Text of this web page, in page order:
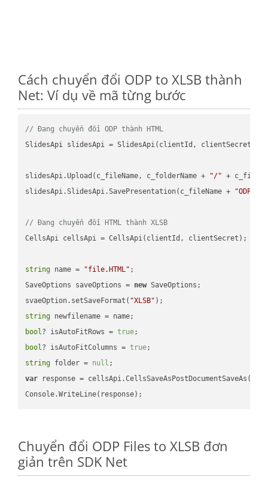
Cách chuyển đổi ODP to XLSB thành
Net: Ví dụ về mã từng bước
// Đang chuyển đổi ODP thành HTML
SlidesApi slidesApi = SlidesApi(clientId, clientSecret);
slidesApi.Upload(c_fileName, c_folderName + "/" +
slidesApi.SlidesApi.SavePresentation(c_fileName +
"ODP"
// Đang chuyển đổi HTML thành XLSB
CellsApi cellsApi = CellsApi(clientId, clientSecret);
string name = "file.HTML" ;
SaveOptions saveOptions = new SaveOptions;
svaeOption.setSaveFormat( "XLSB"
string
bool? isAutoFitRows = true
bool? isAutoFitColumns = true
string folder = null
var response =
Chuyển đổi ODP Files to XLSB đơn
giản trên SDK Net